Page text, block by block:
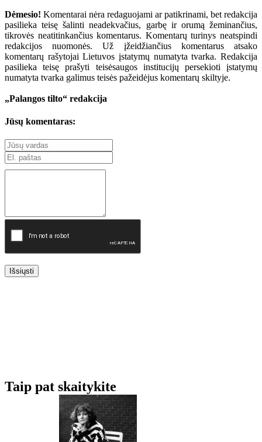
Dėmesio! Komentarai nėra redaguojami ar patikrinami, bet redakcija
pasilieka teisę šalinti neadekvačius, garbę ir orumą žeminančius,
tikrovės neatitinkančius komentarus. Komentarų turinys neatspindi
redakcijos nuomonės. Už įžeidžiančius komentarus atsako
komentarų rašytojai Lietuvos įstatymų numatyta tvarka. Redakcija
pasilieka teisę prašyti teisėsaugos institucijų persekioti įstatymų
numatyta tvarka galimus teisės pažeidėjus komentarų skiltyje.
„Palangos tilto“ redakcija
Jūsų komentaras:
Išsiųsti
Taip pat skaitykite